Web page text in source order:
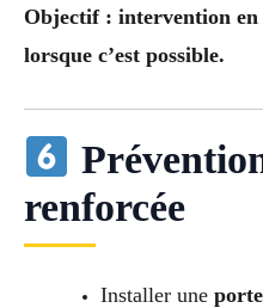
Objectif : intervention en
lorsque c’est possible.
renforcée
Installer une